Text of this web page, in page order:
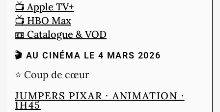
📺 Apple TV+
📺 HBO Max
📼 Catalogue & VOD
🎬 AU CINÉMA LE 4 MARS 2026
⭐ Coup de cœur
JUMPERS PIXAR · ANIMATION ·
1H45